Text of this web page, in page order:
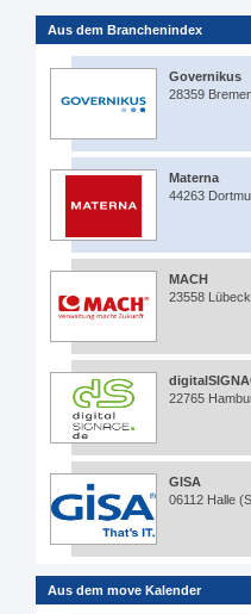
Aus dem Branchenindex
Governikus
28359
Materna
44263
MACH
23558 Lübeck
22765
GISA
06112 Halle
Aus dem move Kalender